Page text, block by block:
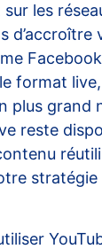
les
d’accroître
format
plus grand
reste